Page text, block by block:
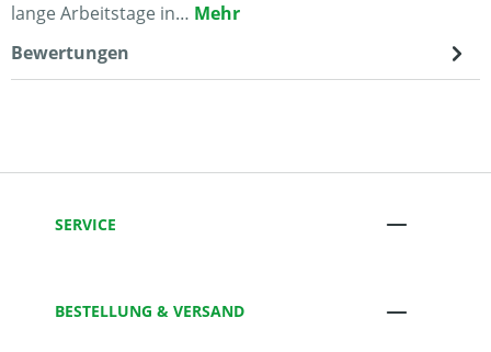
lange Arbeitstage in… Mehr
Bewertungen
SERVICE
BESTELLUNG & VERSAND